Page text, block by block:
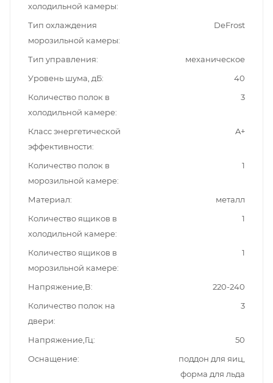
холодильной камеры
Тип охлаждения
морозильной камеры
DeFrost
Тип управления
механическое
Уровень шума, дБ
40
Количество полок в
холодильной камере
3
Класс энергетической
эффективности
A+
Количество полок в
морозильной камере
1
Материал
металл
Количество ящиков в
холодильной камере
1
Количество ящиков в
морозильной камере
1
Напряжение,В
220-240
Количество полок на
двери
3
Напряжение,Гц
50
Оснащение
поддон для яиц,
форма для льда